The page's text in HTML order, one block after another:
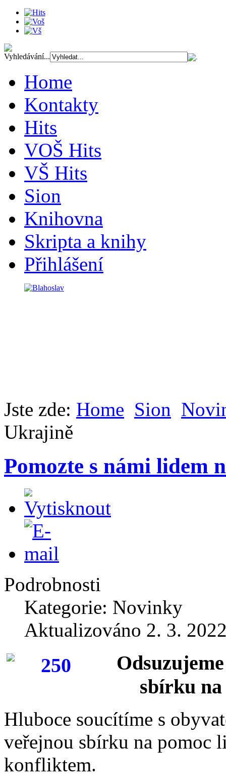
Vyhledávání...
Home
Kontakty
Hits
VOŠ Hits
VŠ Hits
Sion
Knihovna
Skripta a knihy
Přihlášení
Jste zde: Home Sion
Ukrajině
Pomozte s námi lidem
Podrobnosti
Kategorie: Novinky
Aktualizováno 2. 3.
Ods
sbírku
Hluboce soucítíme s
veřejnou sbírku na pomoc
konfliktem.